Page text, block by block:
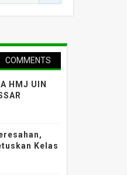
COMMENTS
HMJ UIN
Kelas